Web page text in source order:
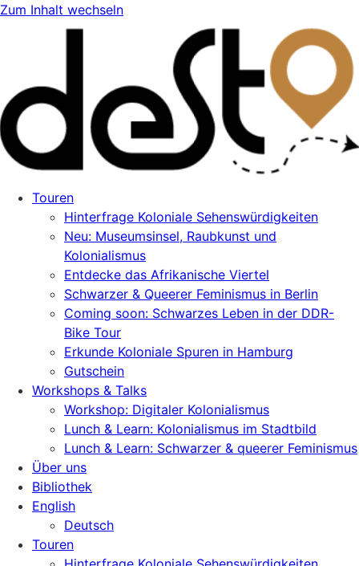
Zum Inhalt wechseln
Touren
Hinterfrage Koloniale Sehenswürdigkeiten
Neu: Museumsinsel, Raubkunst und
Kolonialismus
Entdecke das Afrikanische Viertel
Schwarzer & Queerer Feminismus in Berlin
Coming soon: Schwarzes Leben in der DDR-
Bike Tour
Erkunde Koloniale Spuren in Hamburg
Gutschein
Workshops & Talks
Workshop: Digitaler Kolonialismus
Lunch & Learn: Kolonialismus im Stadtbild
Lunch & Learn: Schwarzer & queerer Feminismus
Über uns
Bibliothek
English
Deutsch
Touren